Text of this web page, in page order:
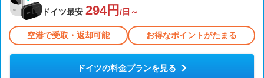
ドイツ最安 294円 /日～
空港で受取・返却可能 お得なポイントがたまる
ドイツの料金プランを見る